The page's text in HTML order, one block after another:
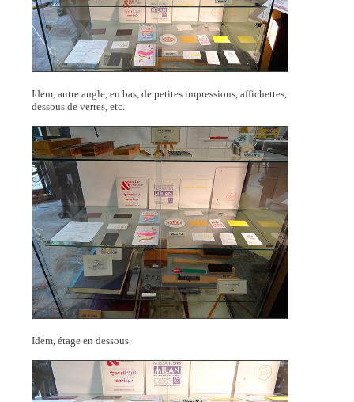
Idem, autre angle, en bas, de petites impressions, affichettes,
dessous de verres, etc.
Idem, étage en dessous.